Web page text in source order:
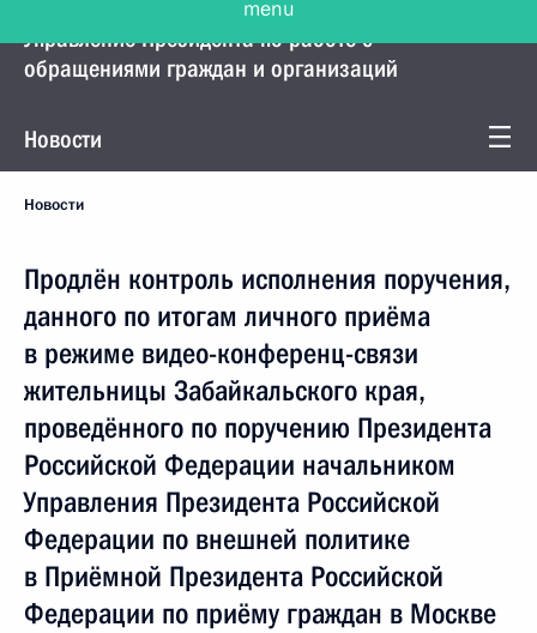
Управление Президента по работе с
обращениями граждан и организаций
Новости
Новости
Продлён контроль исполнения поручения,
данного по итогам личного приёма
в режиме видео-конференц-связи
жительницы Забайкальского края,
проведённого по поручению Президента
Российской Федерации начальником
Управления Президента Российской
Федерации по внешней политике
в Приёмной Президента Российской
Федерации по приёму граждан в Москве